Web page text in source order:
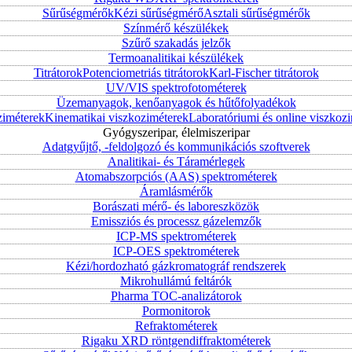
SűrűségmérőkKézi sűrűségmérőAsztali sűrűségmérők
Színmérő készülékek
Szűrő szakadás jelzők
Termoanalitikai készülékek
TitrátorokPotenciometriás titrátorokKarl-Fischer titrátorok
UV/VIS spektrofotométerek
Üzemanyagok, kenőanyagok és hűtőfolyadékok
Kinematikai viszkoziméterekLaboratóriumi és online
Gyógyszeripar, élelmiszeripar
Adatgyűjtő, -feldolgozó és kommunikációs szoftverek
Analitikai- és Táramérlegek
Atomabszorpciós (AAS) spektrométerek
Áramlásmérők
Borászati mérő- és laboreszközök
Emissziós és processz gázelemzők
ICP-MS spektrométerek
ICP-OES spektrométerek
Kézi/hordozható gázkromatográf rendszerek
Mikrohullámú feltárók
Pharma TOC-analizátorok
Pormonitorok
Refraktométerek
Rigaku XRD röntgendiffraktométerek